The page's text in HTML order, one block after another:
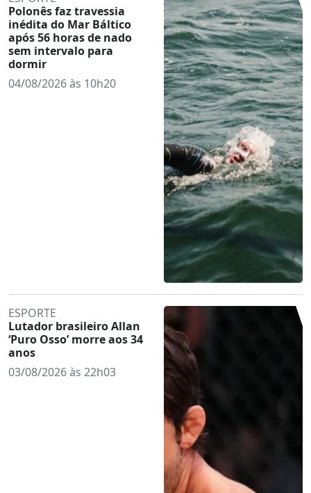
Polonês faz travessia
inédita do Mar Báltico
após 56 horas de nado
sem intervalo para
dormir
04/08/2026 às 10h20
ESPORTE
Lutador brasileiro Allan
‘Puro Osso’ morre aos 34
anos
03/08/2026 às 22h03